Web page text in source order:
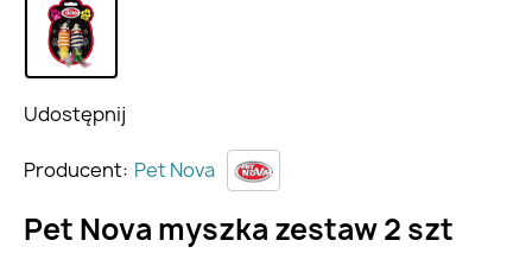
Pet Nova myszka zestaw 2 szt
Producent: Pet Nova
Udostępnij